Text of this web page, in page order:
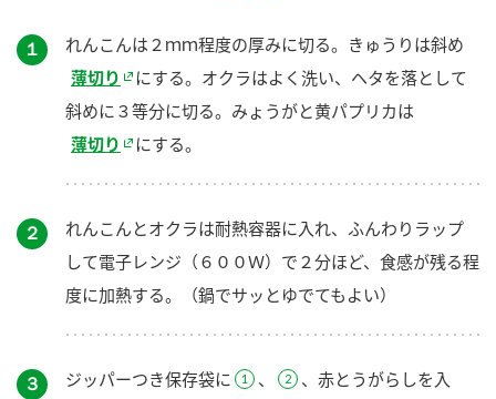
１
れんこんは２ｍｍ程度の厚みに切る。きゅうりは斜め
薄切り
にする。オクラはよく洗い、ヘタを落として
斜めに３等分に切る。みょうがと黄パプリカは
薄切り
にする。
２
れんこんとオクラは耐熱容器に入れ、ふんわりラップ
して電子レンジ（６００Ｗ）で２分ほど、食感が残る程
度に加熱する。（鍋でサッとゆでてもよい）
３ ジッパーつき保存袋に 、 、赤とうがらしを入